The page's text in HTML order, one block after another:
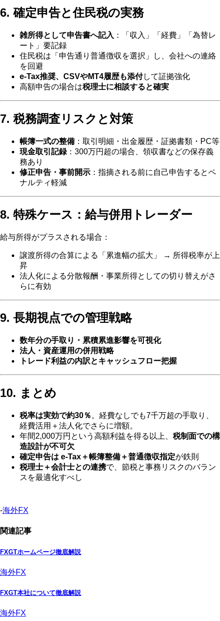
6. 確定申告と住民税の実務
雑所得として申告書へ記入 ：「収入」「経費」「為替レ
ート」要記録
住民税は「申告通り普通徴収を選択」し、会社への連絡
を回避
e-Tax推奨、CSVやMT4履歴も添付して証拠強化
高額申告の場合は税理士に相談すると確実
7. 税務調査リスクと対策
帳簿一式の整備 ：取引明細・出金履歴・証拠書類・PC等
現金取引記録：300万円超の場合、領収書などの保存義
務あり
修正申告・事前開示 ：指摘される前に自己申告するとペ
ナルティ軽減
8. 特殊ケース：給与併用トレーダー
給与所得がプラスされる場合：
譲渡所得の合算による「累進幅の拡大」 → 所得税率が上
昇
法人化による分散報酬・事業所得としての切り替えがさ
らに有効
9. 長期視点での管理戦略
数年分の手取り・累積累進影響を可視化
法人・資産運用の併用戦略
トレード利益の内訳とキャッシュフロー把握
10. まとめ
税率は実効で約30％ 。経費なしでも7千万超の手取り、
経費活用＋法人化でさらに増額。
年間2,000万円という高額利益を得る以上、 税制面での構
造設計が不可欠
確定申告は e‑Tax＋帳簿整備＋普通徴収指定が鉄則
税理士＋会計士との連携で、節税と事務リスクのバラン
スを最適化すべし
-海外FX
関連記事
FXGTホームページ徹底解説
海外FX
FXGT本社について徹底解説
海外FX